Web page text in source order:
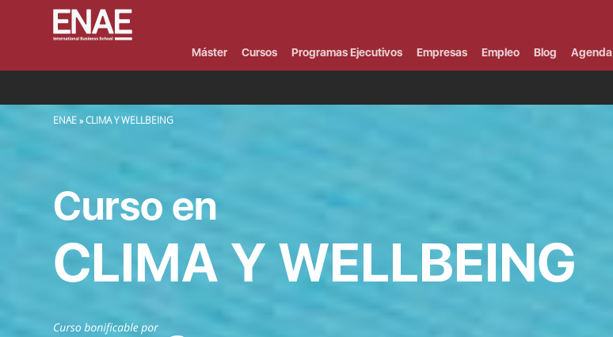
Menú
Superior
(Header)
Máster Cursos Programas Ejecutivos Empresas Empleo Blog Agenda
SOBRESCRIBIR ENLACES DE AYUDA A LA NAVEGACIÓN
ENAE CLIMA Y WELLBEING
Curso en
CLIMA Y WELLBEING